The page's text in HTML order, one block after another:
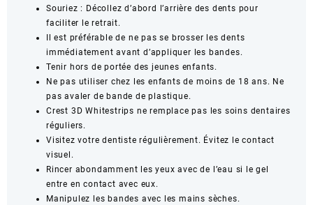
Souriez : Décollez d’abord l’arrière des dents pour
faciliter le retrait.
Il est préférable de ne pas se brosser les dents
immédiatement avant d’appliquer les bandes.
Tenir hors de portée des jeunes enfants.
Ne pas utiliser chez les enfants de moins de 18 ans. Ne
pas avaler de bande de plastique.
Crest 3D Whitestrips ne remplace pas les soins dentaires
réguliers.
Visitez votre dentiste régulièrement. Évitez le contact
visuel.
Rincer abondamment les yeux avec de l’eau si le gel
entre en contact avec eux.
Manipulez les bandes avec les mains sèches.